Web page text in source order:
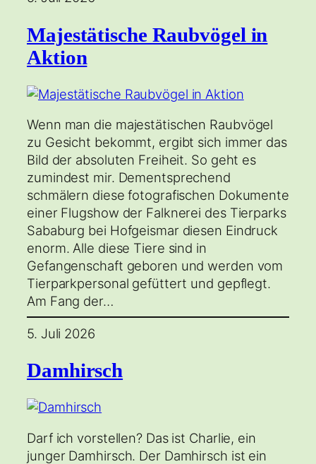
Majestätische Raubvögel in
Aktion
Wenn man die majestätischen Raubvögel
zu Gesicht bekommt, ergibt sich immer das
Bild der absoluten Freiheit. So geht es
zumindest mir. Dementsprechend
schmälern diese fotografischen Dokumente
einer Flugshow der Falknerei des Tierparks
Sababurg bei Hofgeismar diesen Eindruck
enorm. Alle diese Tiere sind in
Gefangenschaft geboren und werden vom
Tierparkpersonal gefüttert und gepflegt.
Am Fang der…
5. Juli 2026
Damhirsch
Darf ich vorstellen? Das ist Charlie, ein
junger Damhirsch. Der Damhirsch ist ein